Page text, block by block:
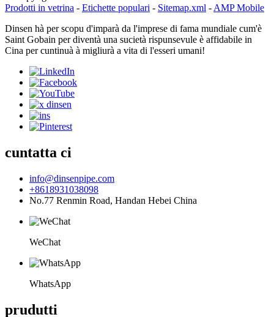
Prodotti in vetrina - Etichette populari - Sitemap.xml - AMP Mobile
Dinsen hà per scopu d'imparà da l'imprese di fama mundiale cum'è
Saint Gobain per diventà una sucietà rispunsevule è affidabile in
Cina per cuntinuà à migliurà a vita di l'esseri umani!
cuntatta ci
info@dinsenpipe.com
+8618931038098
No.77 Renmin Road, Handan Hebei China
WeChat
WhatsApp
prudutti